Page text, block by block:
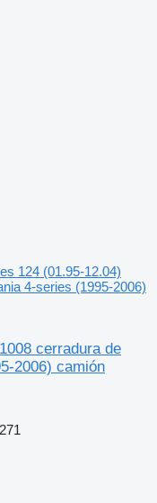
124 (01.95-12.04)
4-series (1995-2006)
cerradura de
2006) camión